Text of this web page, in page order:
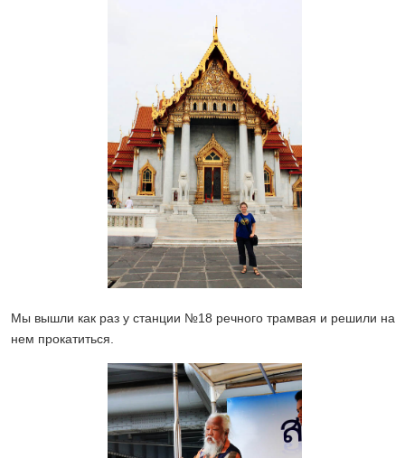
Мы вышли как раз у станции №18 речного трамвая и решили на
нем прокатиться.